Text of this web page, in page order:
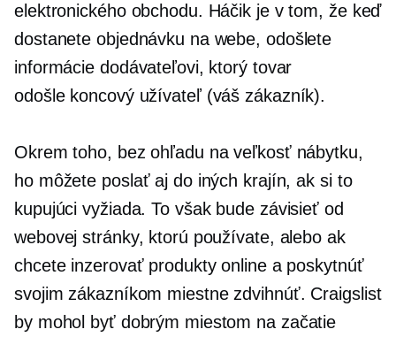
elektronického obchodu. Háčik je v tom, že keď
dostanete objednávku na webe, odošlete
informácie dodávateľovi, ktorý tovar
odošle koncový užívateľ(váš zákazník).
Okrem toho, bez ohľadu na veľkosť nábytku,
ho môžete poslať aj do iných krajín, ak si to
kupujúci vyžiada. To však bude závisieť od
webovej stránky, ktorú používate, alebo ak
chcete inzerovať produkty online a poskytnúť
svojim zákazníkom miestne zdvihnúť. Craigslist
by mohol byť dobrým miestom na začatie